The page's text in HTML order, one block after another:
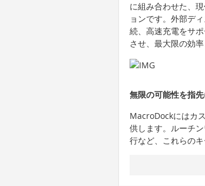
に組み合わせた、
ョンです。外部デ
続、高速充電をサ
させ、最大限の効
無限の可能性を指
MacroDockにはカ
供します。ルーチ
行など、これらの